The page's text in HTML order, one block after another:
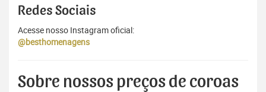
Redes Sociais
Acesse nosso Instagram oficial:
@besthomenagens
Sobre nossos preços de coroas